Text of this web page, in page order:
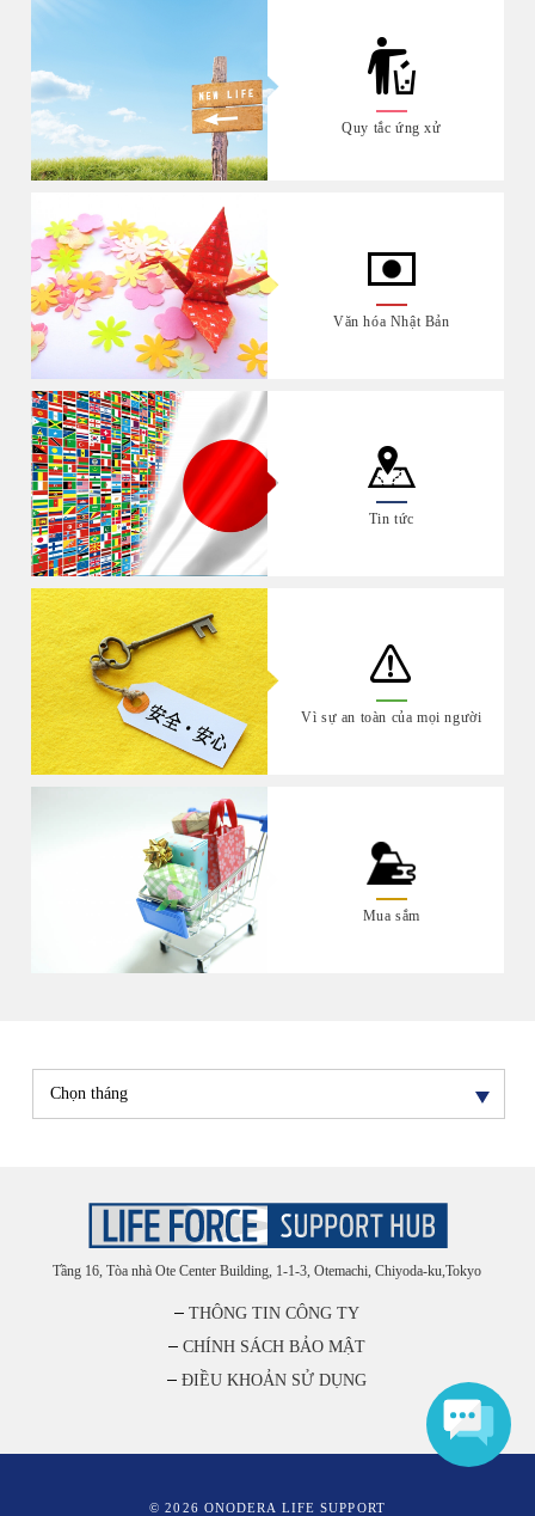
Quy tắc ứng xử
Văn hóa Nhật Bản
Tin tức
Vì sự an toàn của mọi người
Mua sắm
Tầng 16, Tòa nhà Ote Center Building, 1-1-3, Otemachi, Chiyoda-ku,Tokyo
THÔNG TIN CÔNG TY
CHÍNH SÁCH BẢO MẬT
ĐIỀU KHOẢN SỬ DỤNG
© 2026 ONODERA LIFE SUPPORT